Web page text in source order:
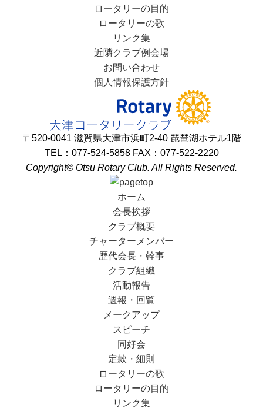
ロータリーの目的
ロータリーの歌
リンク集
近隣クラブ例会場
お問い合わせ
個人情報保護方針
〒520-0041 滋賀県大津市浜町2-40 琵琶湖ホテル1階
TEL：077-524-5858 FAX：077-522-2220
Copyright© Otsu Rotary Club. All Rights Reserved.
ホーム
会長挨拶
クラブ概要
チャーターメンバー
歴代会長・幹事
クラブ組織
活動報告
週報・回覧
メークアップ
スピーチ
同好会
定款・細則
ロータリーの歌
ロータリーの目的
リンク集